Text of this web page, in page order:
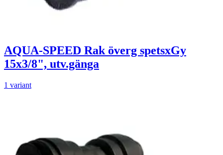
AQUA-SPEED Rak överg spetsxGy
15x3/8", utv.gänga
1 variant